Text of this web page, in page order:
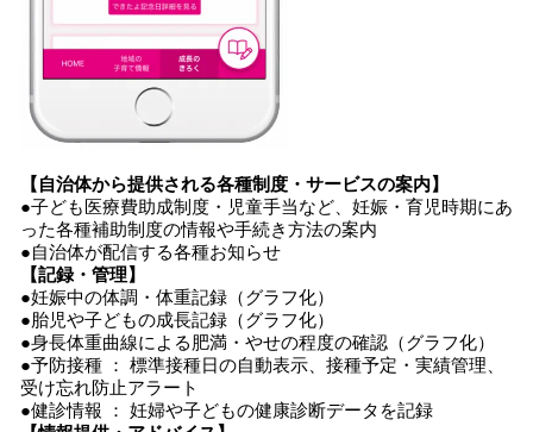
【自治体から提供される各種制度・サービスの案内】
●子ども医療費助成制度・児童手当など、妊娠・育児時期にあ
った各種補助制度の情報や手続き方法の案内
●自治体が配信する各種お知らせ
【記録・管理】
●妊娠中の体調・体重記録（グラフ化）
●胎児や子どもの成長記録（グラフ化）
●身長体重曲線による肥満・やせの程度の確認（グラフ化）
●予防接種 ： 標準接種日の自動表示、接種予定・実績管理、
受け忘れ防止アラート
●健診情報 ： 妊婦や子どもの健康診断データを記録